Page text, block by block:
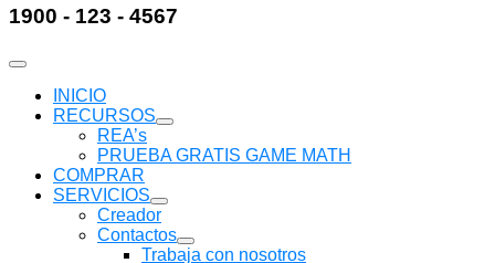
1900 - 123 - 4567
INICIO
RECURSOS
Mostrar
submenú
REA’s
PRUEBA GRATIS GAME MATH
COMPRAR
SERVICIOS
Mostrar
submenú
Creador
Contactos
Mostrar
Trabaja con nosotros